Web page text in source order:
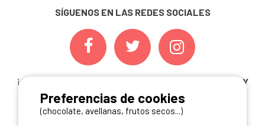
SÍGUENOS EN LAS REDES SOCIALES
¡ Y NO TE PIERDAS NUESTRAS
OFERTAS, CONCURSOS Y
NOVEDADESINSCRIBIÉNDOTE A NUESTRA
NEWSLETTER!
Preferencias de cookies
(chocolate, avellanas, frutos secos...)